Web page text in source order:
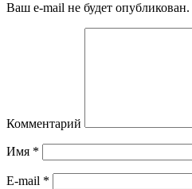
Ваш e-mail не будет опубликован.
Комментарий
Имя *
E-mail *